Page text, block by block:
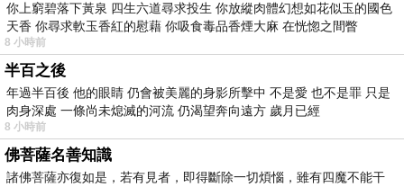
你上窮碧落下黃泉 四生六道尋求投生 你放縱肉體幻想如花似玉的國色
天香 你尋求軟玉香紅的慰藉 你吸食毒品香煙大麻 在恍惚之間瞥
8 小時前
半百之後
年過半百後 他的眼睛 仍會被美麗的身影所擊中 不是愛 也不是罪 只是
肉身深處 一條尚未熄滅的河流 仍渴望奔向遠方 歲月已經
8 小時前
佛菩薩名善知識
諸佛菩薩亦復如是，若有見者，即得斷除一切煩惱，雖有四魔不能干